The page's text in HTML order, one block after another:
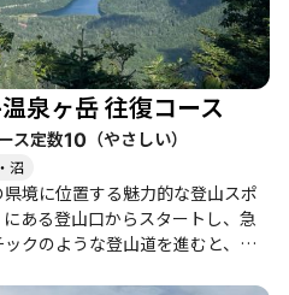
泉ヶ岳 往復コース
ス定数10 （やさしい）
沼
境に位置する魅力的な登山スポ
ある登山口からスタートし、急
クのような登山道を進むと、金